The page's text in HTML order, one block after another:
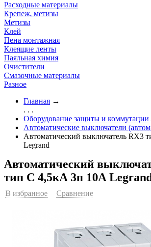
Расходные материалы
Крепеж, метизы
Метизы
Клей
Пена монтажная
Клеящие ленты
Паяльная химия
Очистители
Смазочные материалы
Разное
Главная →
. . .
Оборудование защиты и коммутации
Автоматические выключатели
Автоматический выключатель RX3
Legrand
Автоматический
тип C 4,5кА 3п 10А
В избранное Сравнение